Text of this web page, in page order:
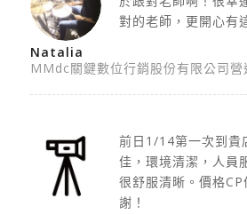
對的老師，更開心有
Natalia
MMdc關鍵數位行銷股份有限公司營
前日1/14第一次到貴
佳， 環境清潔，人員
很舒服清晰。價格
謝！